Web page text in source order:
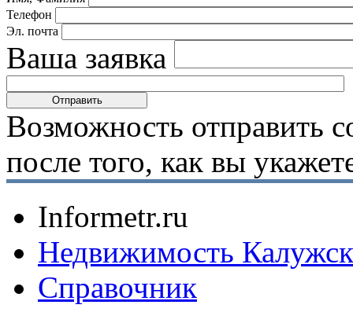
Телефон
Эл. почта
Ваша заявка
Возможность отправить
после того, как вы
Informetr.ru
Недвижимость
Справочник